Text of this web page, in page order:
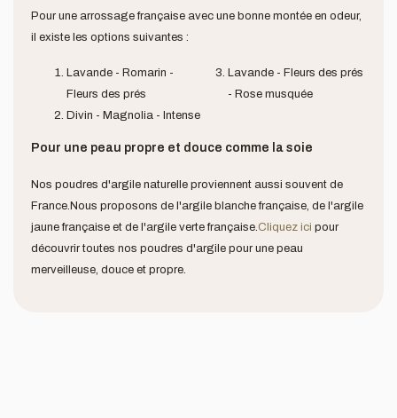
Pour une arrossage française avec une bonne montée en odeur,
il existe les options suivantes :
Lavande - Romarin -
Fleurs des prés
Divin - Magnolia - Intense
Lavande - Fleurs des prés
- Rose musquée
Pour une peau propre et douce comme la soie
Nos poudres d'argile naturelle proviennent aussi souvent de
France.Nous proposons de l'argile blanche française, de l'argile
jaune française et de l'argile verte française.Cliquez ici pour
découvrir toutes nos poudres d'argile pour une peau
merveilleuse, douce et propre.